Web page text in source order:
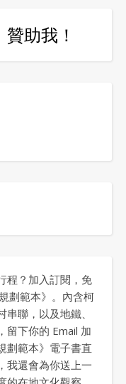
助我！
程？加入訂閱，免
劃範本》。內含柯
聯，以及地鐵、
留下你的 Email 加
劃範本》電子書直
我還會為你送上一